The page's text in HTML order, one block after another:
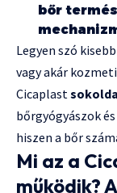
bőr
Legyen szó
vagy akár
Cicaplast
bőrgyógyászok
hiszen a bőr
Mi az a
működik?